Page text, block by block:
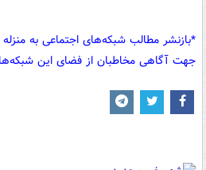
*بازنشر مطالب شبکه‌های اجتماعی به
جهت آگاهی مخاطبان از فضای این